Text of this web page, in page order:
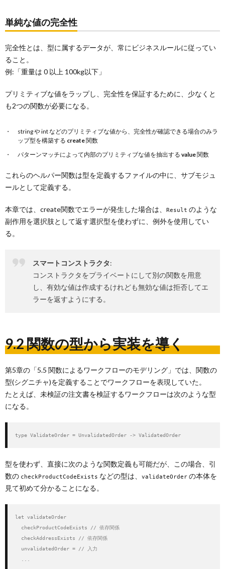
単純な値の完全性
完全性とは、型に属するデータが、常にビジネスルールに従ってい
ること。
例:「重量は 0 以上 100kg以下」
プリミティブな値をラップし、完全性を保証するために、少なくと
も2つの関数が必要になる。
string や int などのプリミティブな値から、完全性が確認できる場合のみラ
ップ型を構築する create関数
パターンマッチによって内部のプリミティブな値を抽出する value関数
これらのヘルパー関数は型を定義するファイルの中に、サブモジュ
ールとして定義する。
本章では、create関数でエラーが発生した場合は、 Result のような
副作用を選択肢として返す選択型を使わずに、例外を使用してい
る。
スマートコンストラクタ:
コンストラクタをプライベートにして別の関数を用意
し、有効な値は作成するけれども無効な値は拒否してエ
ラーを返すようにする。
9.2 関数の型から実装を導く
第5章の「5.5 関数によるワークフローのモデリング」では、関数の
型(シグニチャ)を定義することでワークフローを表現していた。
たとえば、未検証の注文書を検証するワークフローは次のような型
になる。
type ValidateOrder = UnvalidatedOrder -> ValidatedOrder
型を使わず、直接に次のような関数定義も可能だが、この場合、引
数の checkProductCodeExists などの型は、 validateOrder の本体を
見て初めて分かることになる。
let validateOrder
  checkProductCodeExists // 依存関係
  checkAddressExists // 依存関係
  unvalidatedOrder = // 入力